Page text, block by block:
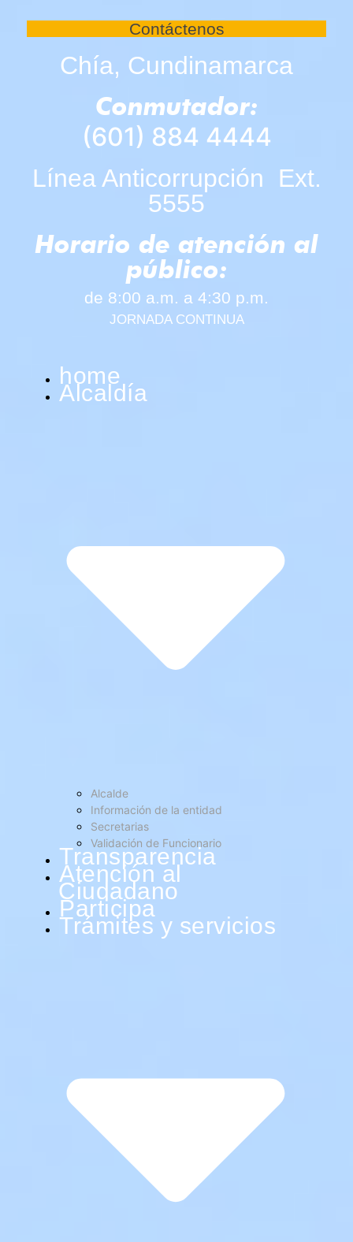
Contáctenos
Chía, Cundinamarca
Conmutador:
(601) 884 4444
Línea Anticorrupción Ext.
5555
Horario de atención al
público:
de 8:00 a.m. a 4:30 p.m.
JORNADA CONTINUA
home
Alcaldía
Alcalde
Información de la entidad
Secretarias
Validación de Funcionario
Transparencia
Atención al
Ciudadano
Participa
Trámites y servicios